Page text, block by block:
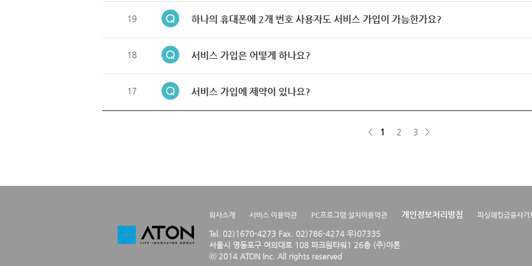
19 하나의 휴대폰에 2개 번호 사용자도 서비스 가입이 가능한가요?
18 서비스 가입은 어떻게 하나요?
17 서비스 가입에 제약이 있나요?
< 1 2 3 >
회사소개 서비스 이용약관 PC프로그램 설치이용약관 개인정보처리방침 피싱해킹금융사기
Tel. 02)1670-4273 Fax. 02)786-4274 우)07335
서울시 영등포구 여의대로 108 파크원타워1 26층 (주)아톤
ⓒ 2014 ATON Inc. All rights reserved